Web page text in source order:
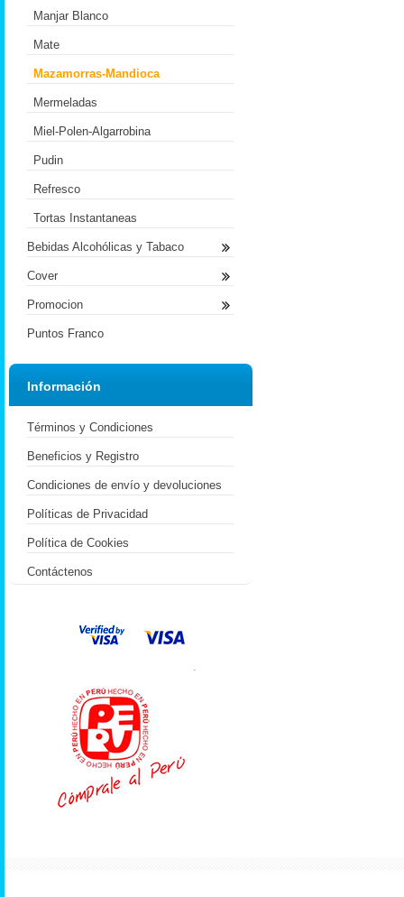
Manjar Blanco
Mate
Mazamorras-Mandioca
Mermeladas
Miel-Polen-Algarrobina
Pudin
Refresco
Tortas Instantaneas
Bebidas Alcohólicas y Tabaco
Cover
Promocion
Puntos Franco
Información
Términos y Condiciones
Beneficios y Registro
Condiciones de envío y devoluciones
Políticas de Privacidad
Política de Cookies
Contáctenos
.